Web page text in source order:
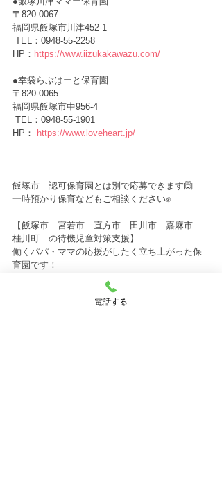
〒820-0067
福岡県飯塚市川津452-1
TEL：0948-55-2258
HP： https://www.iizukakawazu.com/
●幸袋らぶはーと保育園
〒820-0065
福岡県飯塚市中956-4
TEL：0948-55-1901
HP：
https://www.loveheart.jp/
飯塚市　認可保育園とは別で応募できます🙆
一時預かり保育などもご相談ください✊
【飯塚市　宮若市　直方市　田川市　嘉麻市
桂川町　の待機児童対策支援】
働くパパ・ママの応援がしたく立ち上がった保
育園です！
現在飯塚市では、仕事が決まっていない方の保
育園の入園が出来ない状態です。
私たちは、そのようなパパ・ママのお仕事探し
電話する